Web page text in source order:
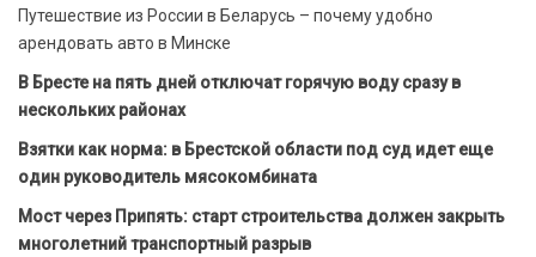
Путешествие из России в Беларусь – почему удобно
арендовать авто в Минске
В Бресте на пять дней отключат горячую воду сразу в
нескольких районах
Взятки как норма: в Брестской области под суд идет еще
один руководитель мясокомбината
Мост через Припять: старт строительства должен закрыть
многолетний транспортный разрыв